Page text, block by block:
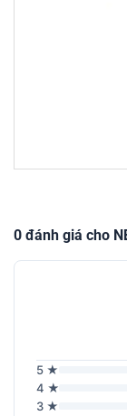
0 đánh giá cho
5 ★
4 ★
3 ★